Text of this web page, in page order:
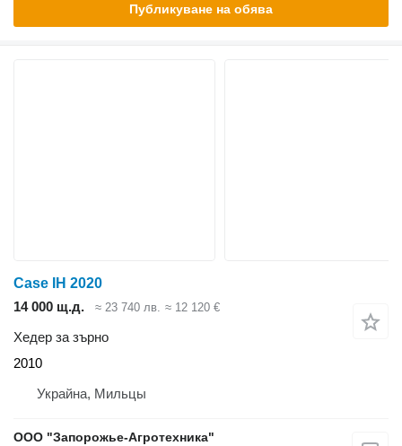
Публикуване на обява
Case IH 2020
14 000 щ.д.
≈ 23 740 лв. ≈ 12 120 €
Хедер за зърно
2010
Украйна, Мильцы
ООО "Запорожье-Агротехника"